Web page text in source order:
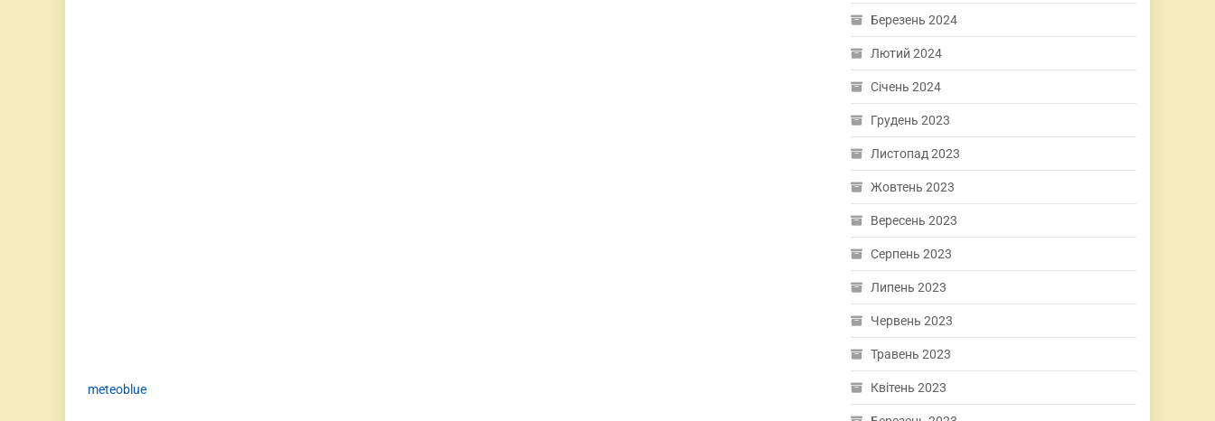
meteoblue
Березень 2024
Лютий 2024
Січень 2024
Грудень 2023
Листопад 2023
Жовтень 2023
Вересень 2023
Серпень 2023
Липень 2023
Червень 2023
Травень 2023
Квітень 2023